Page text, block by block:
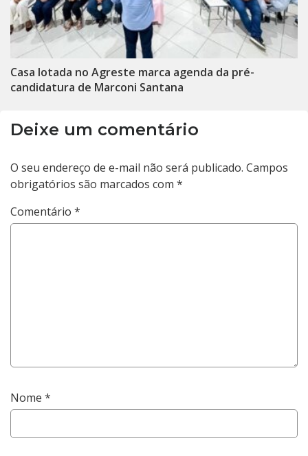
Casa lotada no Agreste marca agenda da pré-
candidatura de Marconi Santana
Deixe um comentário
O seu endereço de e-mail não será publicado. Campos
obrigatórios são marcados com *
Comentário *
Nome *